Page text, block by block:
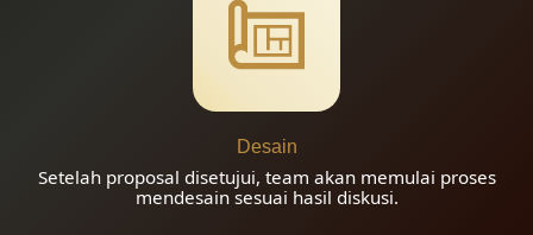
Desain
Setelah proposal disetujui, team akan memulai proses
mendesain sesuai hasil diskusi.